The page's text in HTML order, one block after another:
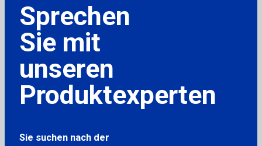
Sprechen
Sie mit
unseren
Produktexperten
Sie suchen nach der